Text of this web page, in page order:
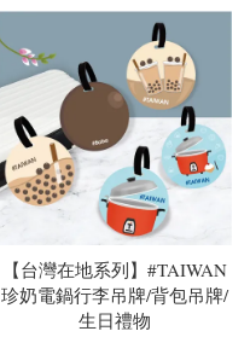
【台灣在地系列】#TAIWAN
珍奶電鍋行李吊牌/背包吊牌/
生日禮物